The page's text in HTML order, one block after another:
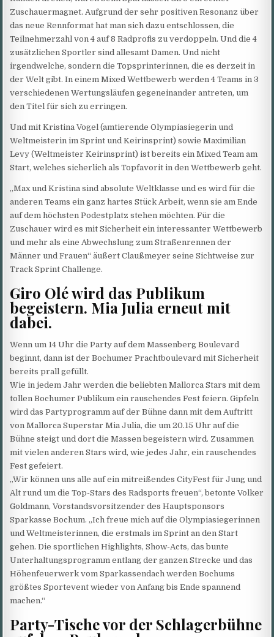
Zuschauermagnet. Aufgrund der sehr positiven Resonanz über
das neue Rennformat hat man sich dazu entschlossen, die
Teilnehmerzahl von 4 auf 8 Radprofis zu verdoppeln. Und die 4
zusätzlichen Sportler sind allesamt Damen. Und nicht
irgendwelche, sondern die Topsprinterinnen, die es derzeit in
der Welt gibt. In einem Mixed Wettbewerb werden 4 Teams in 3
verschiedenen Wertungsläufen gegeneinander antreten, um
den Titel für sich zu erringen.
Und mit Kristina Vogel (amtierende Olympiasiegerin und
Weltmeisterin im Sprint und Keirinsprint) sowie Maximilian
Levy (Weltmeister Keirinsprint) ist bereits ein Mixed Team am
Start, welches sicherlich als Topfavorit in den Wettbewerb geht.
„Max und Kristina sind absolute Weltklasse und es wird für die
anderen Teams ein ganz hartes Stück Arbeit, wenn sie am Ende
auf dem höchsten Podestplatz stehen möchten. Für die
Zuschauer wird es mit Sicherheit ein interessanter Wettbewerb
und mehr als eine Abwechslung zum Straßenrennen der
Männer und Frauen“ äußert Claußmeyer seine Sichtweise zur
Track Sprint Challenge.
Giro Olé wird das Publikum
begeistern. Mia Julia erneut mit
dabei.
Wenn um 14 Uhr die Party auf dem Massenberg Boulevard
beginnt, dann ist der Bochumer Prachtboulevard mit Sicherheit
bereits prall gefüllt.
Wie in jedem Jahr werden die beliebten Mallorca Stars mit dem
tollen Bochumer Publikum ein rauschendes Fest feiern. Gipfeln
wird das Partyprogramm auf der Bühne dann mit dem Auftritt
von Mallorca Superstar Mia Julia, die um 20.15 Uhr auf die
Bühne steigt und dort die Massen begeistern wird. Zusammen
mit vielen anderen Stars wird, wie jedes Jahr, ein rauschendes
Fest gefeiert.
„Wir können uns alle auf ein mitreißendes CityFest für Jung und
Alt rund um die Top-Stars des Radsports freuen“, betonte Volker
Goldmann, Vorstandsvorsitzender des Hauptsponsors
Sparkasse Bochum. „Ich freue mich auf die Olympiasiegerinnen
und Weltmeisterinnen, die erstmals im Sprint an den Start
gehen. Die sportlichen Highlights, Show-Acts, das bunte
Unterhaltungsprogramm entlang der ganzen Strecke und das
Höhenfeuerwerk vom Sparkassendach werden Bochums
größtes Sportevent wieder von Anfang bis Ende spannend
machen.“
Party-Tische vor der Schlagerbühne